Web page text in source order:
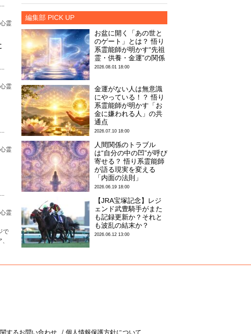
心霊
心霊
心霊
心霊
で
編集部 PICK UP
お盆に開く「あの世と
のゲート」とは？ 悟り
系霊能師が明かす“先祖
霊・供養・金運”の関係
2026.08.01 18:00
金運がない人は無意識
にやっている！？ 悟り
系霊能師が明かす「お
金に嫌われる人」の共
通点
2026.07.10 18:00
人間関係のトラブル
は“自分の中の凹”が呼び
寄せる？ 悟り系霊能師
が語る現実を変える
「内面の法則」
2026.06.19 18:00
【JRA宝塚記念】レジ
ェンド武豊騎手がまた
も記録更新か？それと
も波乱の結末か？
2026.06.12 13:00
するお問い合わせ 個人情報保護方針について